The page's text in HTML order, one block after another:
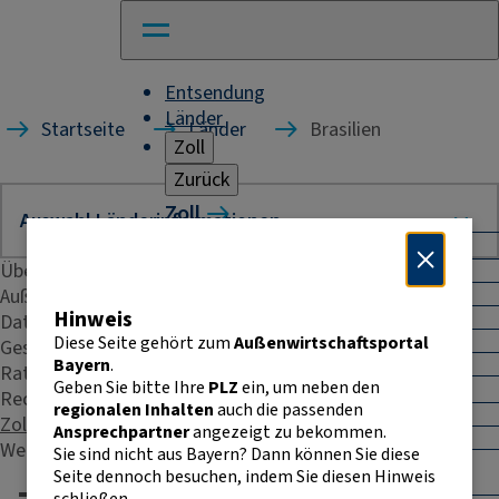
Entsendung
Länder
Zoll
Zurück
Zoll
Warenverkehr mit Drittländern
Warenursprung und Präferenzen
Warenverkehr innerhalb der EU
Allgemeines
Intrahandelsstatistik
Umsatzsteuer-
Identifikationsnummer
Startseite Länder Brasilien
Übersicht
Außenhandelsstatistik
Daten & Fakten
Geschäftspraxis
Rating
Recht & Steuern
Zoll
Weitere Kontakte
Hinweis
Diese Seite gehört zumAußenwirtschaftsportal
Bayern.
Geben Sie bitte Ihre PLZein, um neben den
regionalen Inhaltenauch die passenden
Ansprechpartnerangezeigt zu bekommen.
Sie sind nicht aus Bayern? Dann können Sie diese
Seite dennoch besuchen, indem Sie diesen Hinweis